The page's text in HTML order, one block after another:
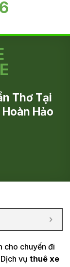
Thơ Tại
Hảo
cho chuyến đi
vụ thuê xe